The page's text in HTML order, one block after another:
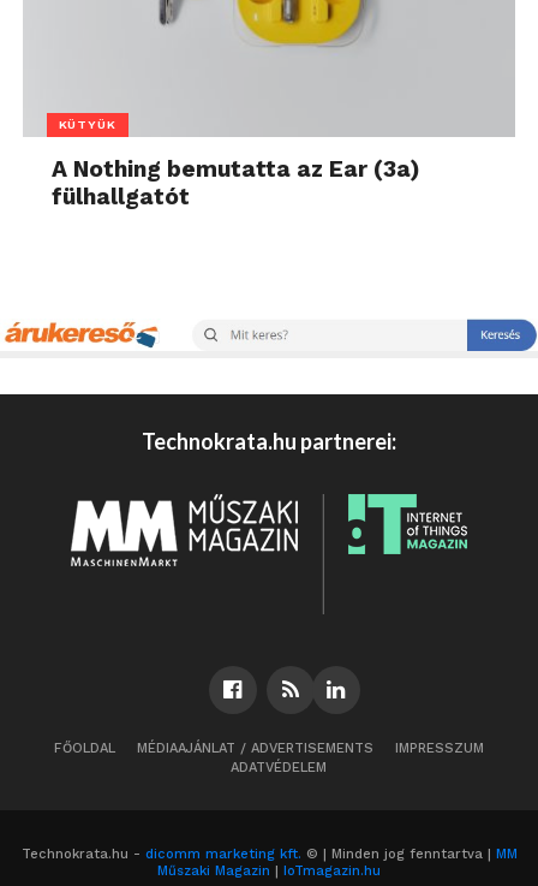
KÜTYÜK
A Nothing bemutatta az Ear (3a)
fülhallgatót
Technokrata.hu partnerei:
FŐOLDAL MÉDIAAJÁNLAT / ADVERTISEMENTS
IMPRESSZUM
ADATVÉDELEM
Technokrata.hu - dicomm marketing kft. © | Minden jog fenntartva |
MM
Műszaki Magazin
IoTmagazin.hu